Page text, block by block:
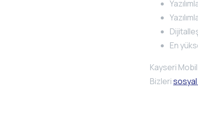
En
Kayseri Mobil
Bizleri